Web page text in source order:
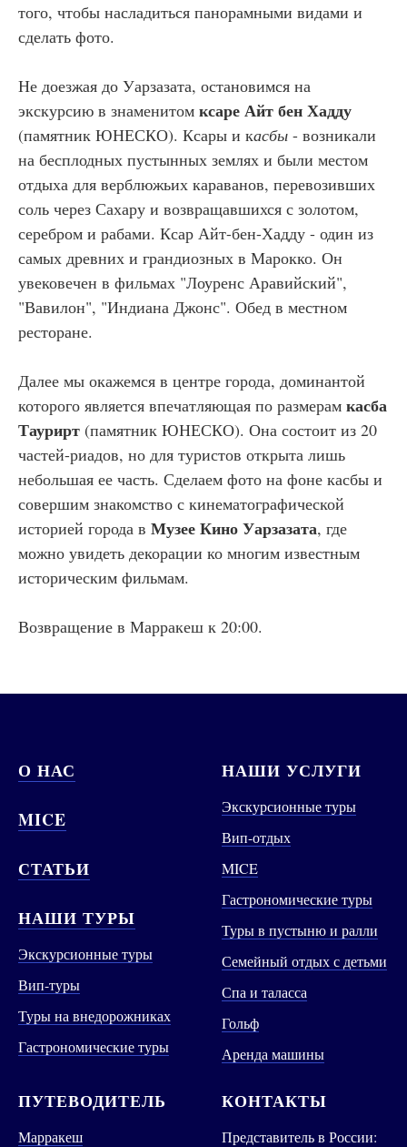
того, чтобы насладиться панорамными видами и
сделать фото.
Не доезжая до Уарзазата, остановимся на
экскурсию в знаменитом ксаре Айт бен Хадду
(памятник ЮНЕСКО). Ксары и касбы - возникали
на бесплодных пустынных землях и были местом
отдыха для верблюжьих караванов, перевозивших
соль через Сахару и возвращавшихся с золотом,
серебром и рабами. Ксар Айт-бен-Хадду - один из
самых древних и грандиозных в Марокко. Он
увековечен в фильмах "Лоуренс Аравийский",
"Вавилон", "Индиана Джонс". Обед в местном
ресторане.
Далее мы окажемся в центре города, доминантой
которого является впечатляющая по размерам касба
Таурирт (памятник ЮНЕСКО). Она состоит из 20
частей-риадов, но для туристов открыта лишь
небольшая ее часть. Сделаем фото на фоне касбы и
совершим знакомство с кинематографической
историей города в Музее Кино Уарзазата, где
можно увидеть декорации ко многим известным
историческим фильмам.
Возвращение в Марракеш к 20:00.
О НАС
MICE
СТАТЬИ
НАШИ ТУРЫ
Экскурсионные туры
Вип-туры
Туры на внедорожниках
Гастрономические туры
НАШИ УСЛУГИ
Экскурсионные туры
Вип-отдых
MICE
Гастрономические туры
Туры в пустыню и ралли
Семейный отдых с детьми
Спа и таласса
Гольф
Аренда машины
ПУТЕВОДИТЕЛЬ
Марракеш
КОНТАКТЫ
Представитель в России: